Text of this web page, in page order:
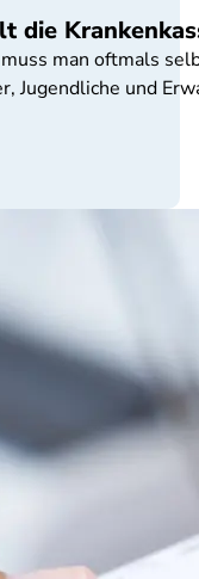
die
man oftmals
Jugendliche und